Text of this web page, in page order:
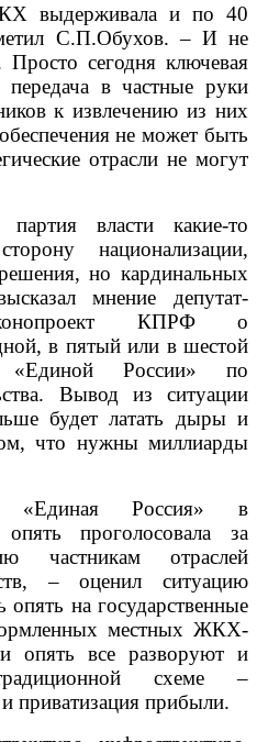
выдерживала и по 40
С.П.Обухов. – И не
сегодня ключевая
в частные руки
к извлечению из них
не может быть
отрасли не могут
власти какие-то
национализации,
но кардинальных
мнение депутат-
КПРФ о
в пятый или в шестой
России» по
Вывод из ситуации
будет латать дыры и
что нужны миллиарды
Россия» в
проголосовала за
частникам отраслей
– оценил ситуацию
на государственные
местных ЖКХ-
опять все разворуют и
схеме –
приватизация прибыли.